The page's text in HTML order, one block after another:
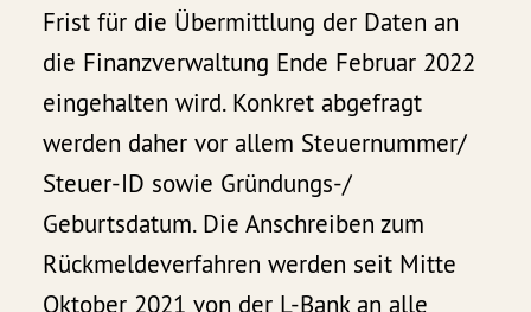
Frist für die Übermittlung der Daten an
die Finanzverwaltung Ende Februar 2022
eingehalten wird. Konkret abgefragt
werden daher vor allem Steuernummer/
Steuer-ID sowie Gründungs-/
Geburtsdatum. Die Anschreiben zum
Rückmeldeverfahren werden seit Mitte
Oktober 2021 von der L-Bank an alle